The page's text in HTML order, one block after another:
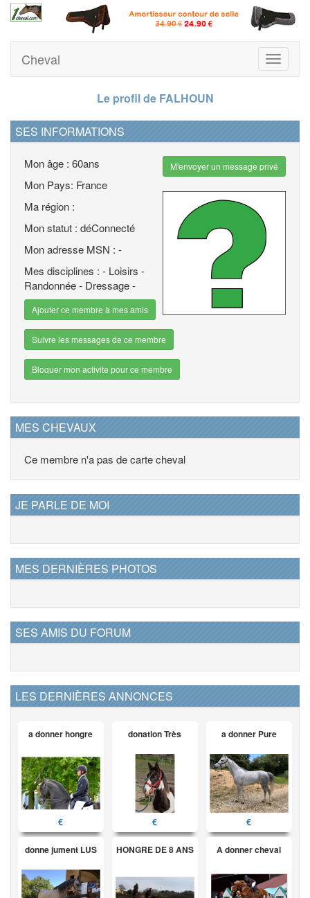
Toggle
Cheval
Le profil de FALHOUN
SES INFORMATIONS
Mon âge : 60ans
Mon Pays: France
Ma région :
Mon statut : déConnecté
Mon adresse MSN : -
Mes disciplines : - Loisirs -
Randonnée - Dressage -
Ajouter ce membre à mes amis
Suivre les messages de ce membre
Bloquer mon activite pour ce membre
M'envoyer un message privé
MES CHEVAUX
Ce membre n'a pas de carte cheval
JE PARLE DE MOI
MES DERNIÈRES PHOTOS
SES AMIS DU FORUM
LES DERNIÈRES ANNONCES
a donner hongre
€
donation Très
€
a donner Pure
€
donne jument LUS HONGRE DE 8 ANS A donner cheval